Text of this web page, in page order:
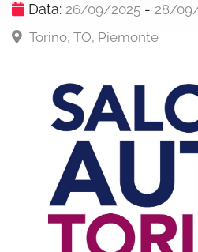
Data: 26/09/2025 - 28/
Torino, TO, Piemonte